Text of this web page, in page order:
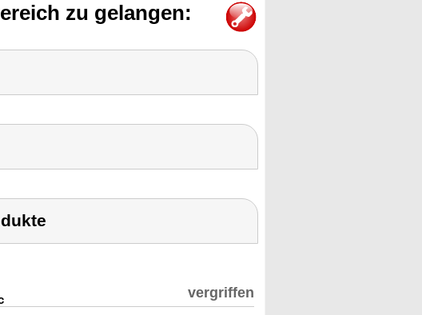
zu gelangen:
vergriffen